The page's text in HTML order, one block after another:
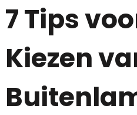
7 Tips
Kiezen